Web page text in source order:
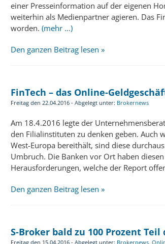
einer Presseinformation auf der eigenen
weiterhin als Medienpartner agieren. Das
worden. (mehr …)
Den ganzen Beitrag lesen »
FinTech – das Online-
Freitag den 22.04.2016 - Abgelegt unter: Brokernews
Am 18.4.2016 legte der
den Filialinstituten zu denken geben.
West-Europa bereithält, sind diese
Umbruch. Die Banken vor Ort haben
Herausforderungen, welche der Report
Den ganzen Beitrag lesen »
S-Broker bald zu 100 Prozent Teil
Freitag den 15.04.2016 - Abgelegt unter: Brokernews,